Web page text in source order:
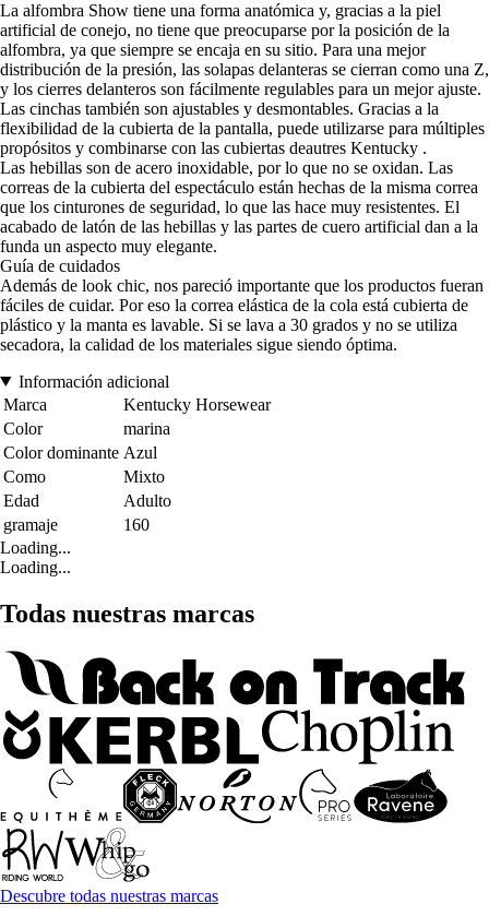
La alfombra Show tiene una forma anatómica y, gracias a la piel
artificial de conejo, no tiene que preocuparse por la posición de la
alfombra, ya que siempre se encaja en su sitio. Para una mejor
distribución de la presión, las solapas delanteras se cierran como una Z,
y los cierres delanteros son fácilmente regulables para un mejor ajuste.
Las cinchas también son ajustables y desmontables. Gracias a la
flexibilidad de la cubierta de la pantalla, puede utilizarse para múltiples
propósitos y combinarse con las cubiertas deautres Kentucky .
Las hebillas son de acero inoxidable, por lo que no se oxidan. Las
correas de la cubierta del espectáculo están hechas de la misma correa
que los cinturones de seguridad, lo que las hace muy resistentes. El
acabado de latón de las hebillas y las partes de cuero artificial dan a la
funda un aspecto muy elegante.
Guía de cuidados
Además de look chic, nos pareció importante que los productos fueran
fáciles de cuidar. Por eso la correa elástica de la cola está cubierta de
plástico y la manta es lavable. Si se lava a 30 grados y no se utiliza
secadora, la calidad de los materiales sigue siendo óptima.
Información adicional
Marca
Kentucky Horsewear
Color
marina
Color dominante Azul
Como
Mixto
Edad
Adulto
gramaje
160
Loading...
Loading...
Todas nuestras marcas
Descubre todas nuestras marcas